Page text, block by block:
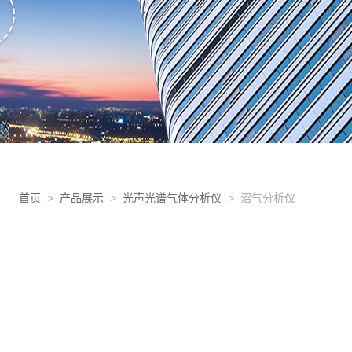
首页 > 产品展示 > 光声光谱气体分析仪 > 沼气分析仪